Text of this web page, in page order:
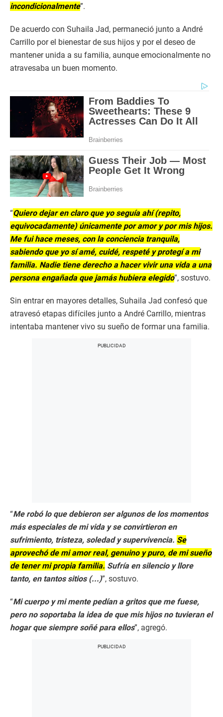
incondicionalmente”.
De acuerdo con Suhaila Jad, permaneció junto a André
Carrillo por el bienestar de sus hijos y por el deseo de
mantener unida a su familia, aunque emocionalmente no
atravesaba un buen momento.
“Quiero dejar en claro que yo seguía ahí (repito,
equivocadamente) únicamente por amor y por mis hijos.
Me fui hace meses, con la conciencia tranquila,
sabiendo que yo sí amé, cuidé, respeté y protegí a mi
familia. Nadie tiene derecho a hacer vivir una vida a una
persona engañada que jamás hubiera elegido”, sostuvo.
Sin entrar en mayores detalles, Suhaila Jad confesó que
atravesó etapas difíciles junto a André Carrillo, mientras
intentaba mantener vivo su sueño de formar una familia.
“Me robó lo que debieron ser algunos de los momentos
más especiales de mi vida y se convirtieron en
sufrimiento, tristeza, soledad y supervivencia. Se
aprovechó de mi amor real, genuino y puro, de mi sueño
de tener mi propia familia. Sufría en silencio y llore
tanto, en tantos sitios (...)”, sostuvo.
“Mi cuerpo y mi mente pedían a gritos que me fuese,
pero no soportaba la idea de que mis hijos no tuvieran el
hogar que siempre soñé para ellos”, agregó.